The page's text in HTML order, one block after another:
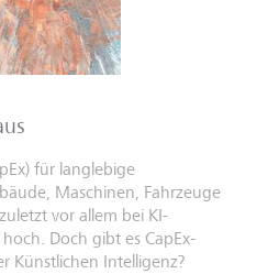
für langlebige
Maschinen, Fahrzeuge
vor allem bei KI-
Doch gibt es CapEx-
Künstlichen Intelligenz?